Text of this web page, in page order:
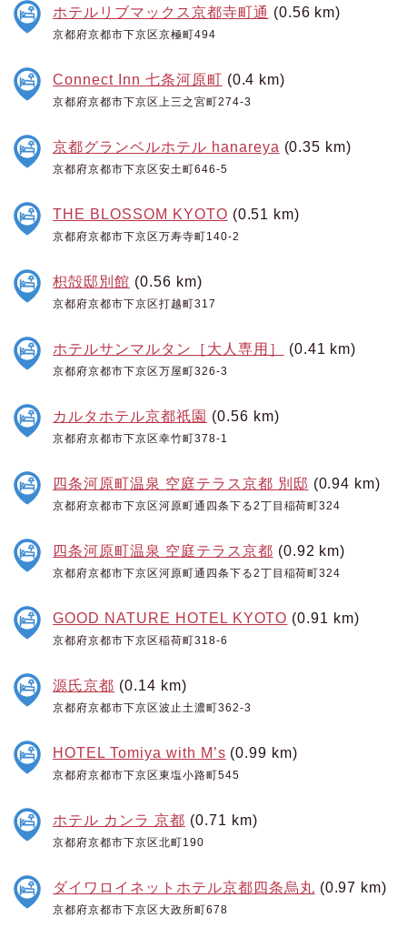
ホテルリブマックス京都寺町通 (0.56 km)
京都府京都市下京区京極町494
Connect Inn 七条河原町 (0.4 km)
京都府京都市下京区上三之宮町274-3
京都グランベルホテル hanareya (0.35 km)
京都府京都市下京区安土町646-5
THE BLOSSOM KYOTO (0.51 km)
京都府京都市下京区万寿寺町140-2
枳殻邸別館 (0.56 km)
京都府京都市下京区打越町317
ホテルサンマルタン［大人専用］ (0.41 km)
京都府京都市下京区万屋町326-3
カルタホテル京都祇園 (0.56 km)
京都府京都市下京区幸竹町378-1
四条河原町温泉 空庭テラス京都 別邸 (0.94 km)
京都府京都市下京区河原町通四条下る2丁目稲荷町324
四条河原町温泉 空庭テラス京都 (0.92 km)
京都府京都市下京区河原町通四条下る2丁目稲荷町324
GOOD NATURE HOTEL KYOTO (0.91 km)
京都府京都市下京区稲荷町318-6
源氏京都 (0.14 km)
京都府京都市下京区波止土濃町362-3
HOTEL Tomiya with M’s (0.99 km)
京都府京都市下京区東塩小路町545
ホテル カンラ 京都 (0.71 km)
京都府京都市下京区北町190
ダイワロイネットホテル京都四条烏丸 (0.97 km)
京都府京都市下京区大政所町678